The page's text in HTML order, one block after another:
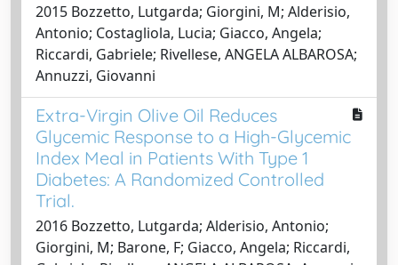
2015 Bozzetto, Lutgarda; Giorgini, M; Alderisio,
Antonio; Costagliola, Lucia; Giacco, Angela;
Riccardi, Gabriele; Rivellese, ANGELA ALBAROSA;
Annuzzi, Giovanni
Extra-Virgin Olive Oil Reduces
Glycemic Response to a High-Glycemic
Index Meal in Patients With Type 1
Diabetes: A Randomized Controlled
Trial.
2016 Bozzetto, Lutgarda; Alderisio, Antonio;
Giorgini, M; Barone, F; Giacco, Angela; Riccardi,